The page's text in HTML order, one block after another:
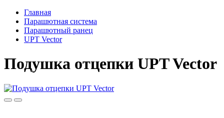
Главная
Парашютная система
Парашютный ранец
UPT Vector
Подушка отцепки UPT Vector